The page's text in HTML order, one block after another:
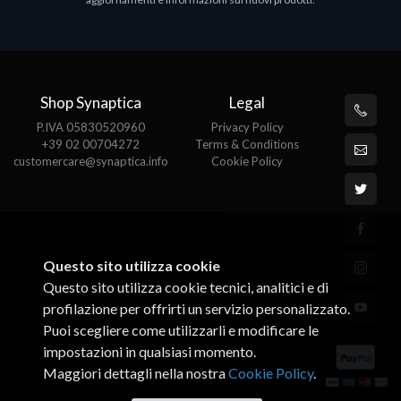
Shop Synaptica
P.IVA 05830520960
+39 02 00704272
customercare@synaptica.info
Legal
Privacy Policy
Terms & Conditions
Cookie Policy
Questo sito utilizza cookie
Questo sito utilizza cookie tecnici, analitici e di
profilazione per offrirti un servizio personalizzato.
Puoi scegliere come utilizzarli e modificare le
impostazioni in qualsiasi momento.
Maggiori dettagli nella nostraCookie Policy.